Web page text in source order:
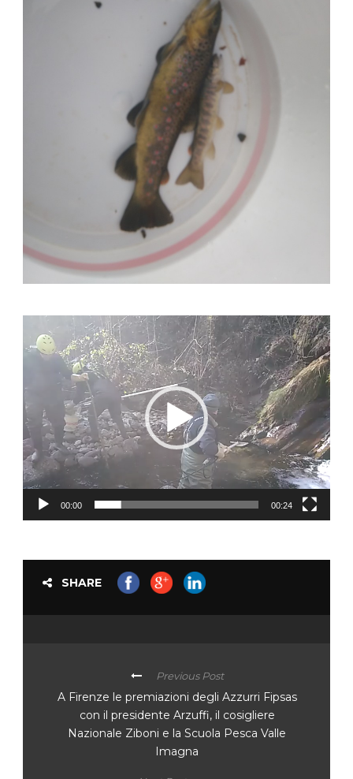
Player
00:00 00:24
SHARE
Previous Post
A Firenze le premiazioni degli Azzurri Fipsas
con il presidente Arzuffi, il cosigliere
Nazionale Ziboni e la Scuola Pesca Valle
Imagna